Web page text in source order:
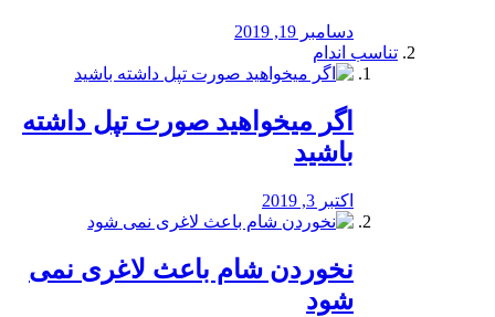
دسامبر 19, 2019
تناسب اندام
اگر میخواهید صورت تپل داشته
باشید
اکتبر 3, 2019
نخوردن شام باعث لاغری نمی
‌شود